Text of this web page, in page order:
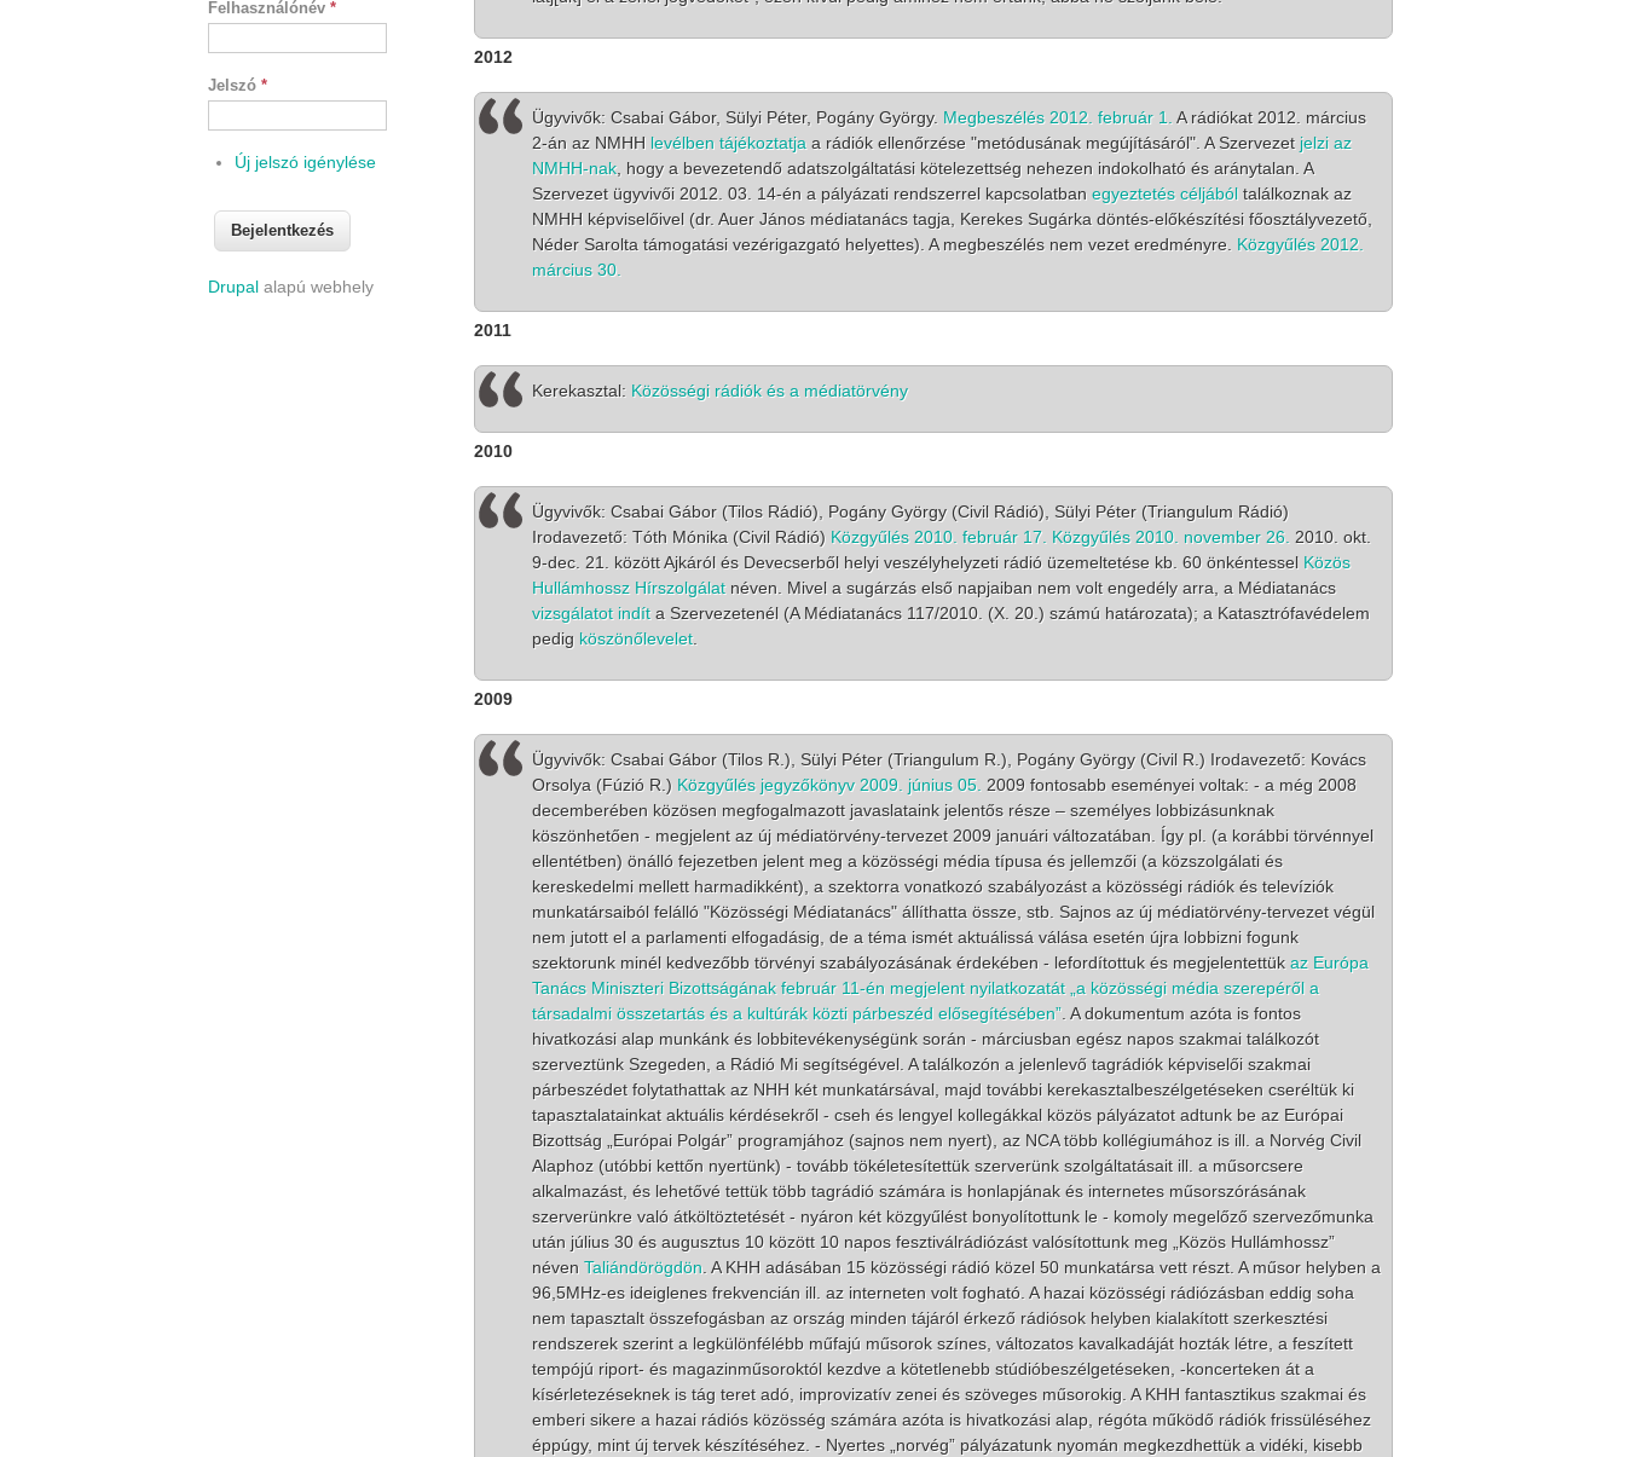
2012
Ügyvivők: Csabai Gábor, Sülyi Péter, Pogány György. Megbeszélés 2012. február 1. A rádiókat 2012. március
2-án az NMHH levélben tájékoztatja a rádiók ellenőrzése "metódusának megújításáról". A Szervezet jelzi az
NMHH-nak , hogy a bevezetendő adatszolgáltatási kötelezettség nehezen indokolható és aránytalan. A
Szervezet ügyvivői 2012. 03. 14-én a pályázati rendszerrel kapcsolatban egyeztetés céljából találkoznak az
NMHH képviselőivel (dr. Auer János médiatanács tagja, Kerekes Sugárka döntés-előkészítési főosztályvezető,
Néder Sarolta támogatási vezérigazgató helyettes). A megbeszélés nem vezet eredményre. Közgyűlés 2012.
március 30.
2011
Kerekasztal: Közösségi rádiók és a médiatörvény
2010
Ügyvivők: Csabai Gábor (Tilos Rádió), Pogány György (Civil Rádió), Sülyi Péter (Triangulum Rádió)
Irodavezető: Tóth Mónika (Civil Rádió) Közgyűlés 2010. február 17. Közgyűlés 2010. november 26. 2010. okt.
9-dec. 21. között Ajkáról és Devecserből helyi veszélyhelyzeti rádió üzemeltetése kb. 60 önkéntessel Közös
Hullámhossz Hírszolgálat néven. Mivel a sugárzás első napjaiban nem volt engedély arra, a Médiatanács
vizsgálatot indít a Szervezetenél (A Médiatanács 117/2010. (X. 20.) számú határozata); a Katasztrófavédelem
pedig köszönőlevelet
2009
Ügyvivők: Csabai Gábor (Tilos R.), Sülyi Péter (Triangulum R.), Pogány György (Civil R.) Irodavezető: Kovács
Orsolya (Fúzió R.) Közgyűlés jegyzőkönyv 2009. június 05. 2009 fontosabb eseményei voltak: - a még 2008
decemberében közösen megfogalmazott javaslataink jelentős része – személyes lobbizásunknak
köszönhetően - megjelent az új médiatörvény-tervezet 2009 januári változatában. Így pl. (a korábbi törvénnyel
ellentétben) önálló fejezetben jelent meg a közösségi média típusa és jellemzői (a közszolgálati és
kereskedelmi mellett harmadikként), a szektorra vonatkozó szabályozást a közösségi rádiók és televíziók
munkatársaiból felálló "Közösségi Médiatanács" állíthatta össze, stb. Sajnos az új médiatörvény-tervezet végül
nem jutott el a parlamenti elfogadásig, de a téma ismét aktuálissá válása esetén újra lobbizni fogunk
szektorunk minél kedvezőbb törvényi szabályozásának érdekében - lefordítottuk és megjelentettük az Európa
Tanács Miniszteri Bizottságának február 11-én megjelent nyilatkozatát „a közösségi média szerepéről a
társadalmi összetartás és a kultúrák közti párbeszéd elősegítésében” . A dokumentum azóta is fontos
hivatkozási alap munkánk és lobbitevékenységünk során - márciusban egész napos szakmai találkozót
szerveztünk Szegeden, a Rádió Mi segítségével. A találkozón a jelenlevő tagrádiók képviselői szakmai
párbeszédet folytathattak az NHH két munkatársával, majd további kerekasztalbeszélgetéseken cseréltük ki
tapasztalatainkat aktuális kérdésekről - cseh és lengyel kollegákkal közös pályázatot adtunk be az Európai
Bizottság „Európai Polgár” programjához (sajnos nem nyert), az NCA több kollégiumához is ill. a Norvég Civil
Alaphoz (utóbbi kettőn nyertünk) - tovább tökéletesítettük szerverünk szolgáltatásait ill. a műsorcsere
alkalmazást, és lehetővé tettük több tagrádió számára is honlapjának és internetes műsorszórásának
szerverünkre való átköltöztetését - nyáron két közgyűlést bonyolítottunk le - komoly megelőző szervezőmunka
után július 30 és augusztus 10 között 10 napos fesztiválrádiózást valósítottunk meg „Közös Hullámhossz”
néven Taliándörögdön . A KHH adásában 15 közösségi rádió közel 50 munkatársa vett részt. A műsor helyben a
96,5MHz-es ideiglenes frekvencián ill. az interneten volt fogható. A hazai közösségi rádiózásban eddig soha
nem tapasztalt összefogásban az ország minden tájáról érkező rádiósok helyben kialakított szerkesztési
rendszerek szerint a legkülönfélébb műfajú műsorok színes, változatos kavalkadáját hozták létre, a feszített
tempójú riport- és magazinműsoroktól kezdve a kötetlenebb stúdióbeszélgetéseken, -koncerteken át a
kísérletezéseknek is tág teret adó, improvizatív zenei és szöveges műsorokig. A KHH fantasztikus szakmai és
emberi sikere a hazai rádiós közösség számára azóta is hivatkozási alap, régóta működő rádiók frissüléséhez
éppúgy, mint új tervek készítéséhez. - Nyertes „norvég” pályázatunk nyomán megkezdhettük a vidéki, kisebb
Felhasználónév *
Jelszó *
Új jelszó igénylése
Drupal alapú webhely